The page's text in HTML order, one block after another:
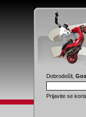
Dobrodošli,
Prijavite se